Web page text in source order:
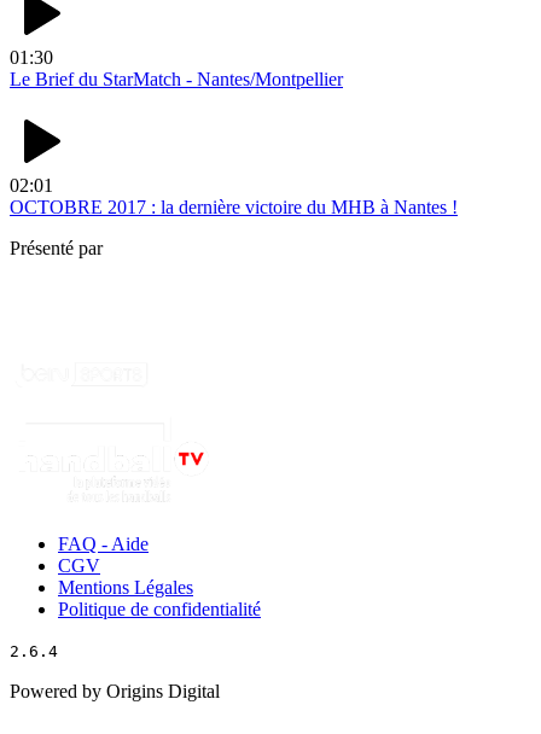
01:30
Le Brief du StarMatch - Nantes/Montpellier
02:01
OCTOBRE 2017 : la dernière victoire du MHB à Nantes !
Présenté par
FAQ - Aide
CGV
Mentions Légales
Politique de confidentialité
2.6.4
Powered by Origins Digital